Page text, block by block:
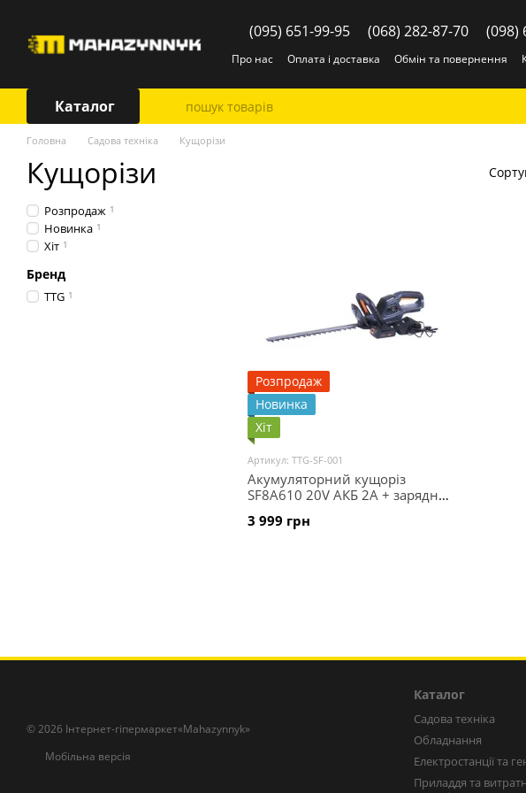
(095) 651-99-95 (068) 282-87-70 (098)
Про нас
Оплата і доставка Обмін та повернення
Каталог
Головна Садова техніка Кущорізи
Кущорізи
Розпродаж
Новинка
Хіт
Артикул: TTG-SF-001
Акумуляторний кущоріз
SF8A610 20V АКБ 2А + зарядний
3 999 грн
Розпродаж 1
Новинка 1
Хіт 1
Бренд
TTG 1
© 2026 Інтернет-гіпермаркет«Mahazynnyk»
Мобільна версія
Каталог
Садова техніка
Обладнання
Електростанції та
Приладдя та